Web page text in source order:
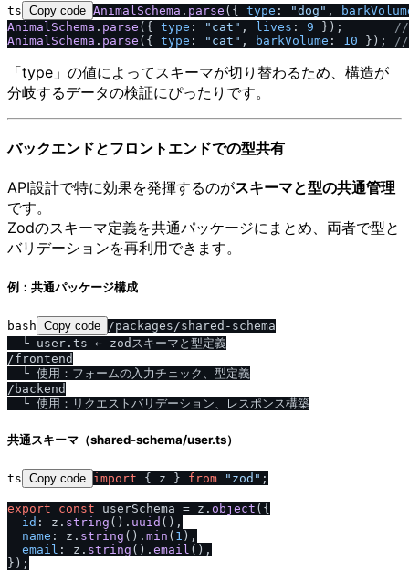
ts Copy code AnimalSchema . parse ({ type : "dog" ,
AnimalSchema . parse ({ type : "cat" , lives : 9 }); / /
AnimalSchema . parse ({ type : "cat" , barkVolume : 10 }); / /
「type」の値によってスキーマが切り替わるため、構造が
分岐するデータの検証にぴったりです。
バックエンドとフロントエンドでの型共有
API設計で特に効果を発揮するのがスキーマと型の共通管理
です。
Zodのスキーマ定義を共通パッケージにまとめ、両者で型と
バリデーションを再利用できます。
例：共通パッケージ構成
bash Copy code
/packages/shared-schema
  └ user.ts ← zodスキーマと型定義
/frontend
  └ 使用：フォームの入力チェック、型定義
/backend
共通スキーマ（shared-schema/user.ts）
ts Copy code import { z } from "zod" ;
export const userSchema = z. object ({
id : z. string (). uuid (),
name : z. string (). min ( 1 ),
email : z. string (). email (),
});